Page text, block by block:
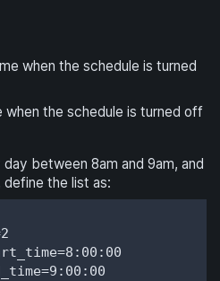
when the schedule is turned
when the schedule is turned off
between 8am and 9am, and
the list as: